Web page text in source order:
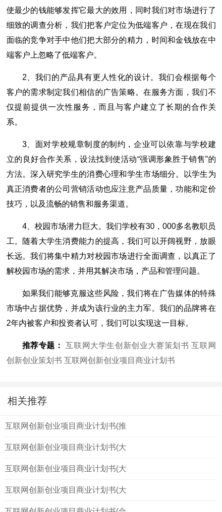
使最少的钱能够发挥它最大的效用，同时我们对市场进行了
细致的调查分析，我们把客户定位为低端客户，在现在我们
面临的竞争对手中他们把大部分的精力，时间和金钱放在中
端客户上忽略了低端客户。
2、我们的产品具有更人性化的设计。我们会根据每个
客户的需求制定我们相信的广告策略。在服务方面，我们不
仅提前提供一次性服务，而且与客户建立了长期的合作关
系。
3、面对学校规章制度的制约，企业可以依靠与学校建
立的良好合作关系，设法找到使活动“强调形象胜于销售”的
方法。深入研究学生的消费心理和学生市场细分。以学生为
真正消费者的公司营销活动也应注意产品质量，功能和定价
技巧，以及流畅的销售和服务渠道。
4、校园市场潜力巨大。我们学校有30，000多名教职员
工。随着大学生消费能力的提高，我们可以开阔视野，放眼
长远。我们将集中精力对校园市场进行全面调查，以真正了
解校园市场的需求，并用其解决市场，产品和管理问题。
如果我们能够克服这些风险，我们将在广告媒体的特殊
市场中占据优势，并成为该行业的主力军。我们的品牌将在
2年内被客户和投资者认可，我们可以实现这一目标。
推荐专题： 互联网大学生创新创业大赛策划书 互联网
创新创业策划书 互联网创新创业项目商业计划书
相关推荐
互联网创新创业项目商业计划书(推
互联网创新创业项目商业计划书(大
互联网创新创业项目商业计划书(大
互联网创新创业项目商业计划书(大